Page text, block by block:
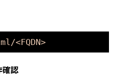
<FQDN>
確認